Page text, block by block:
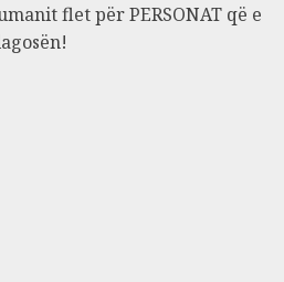
flet për PERSONAT që e